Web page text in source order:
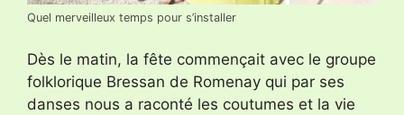
Quel merveilleux temps pour s’installer
Dès le matin, la fête commençait avec le groupe
folklorique Bressan de Romenay qui par ses
danses nous a raconté les coutumes et la vie